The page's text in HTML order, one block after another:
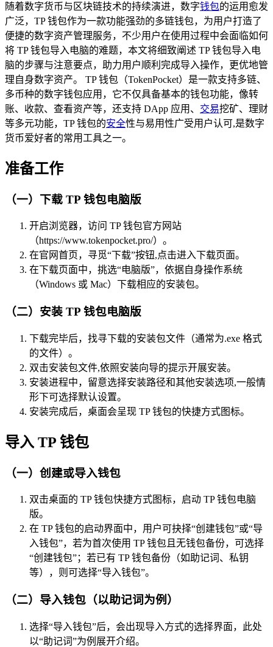
随着数字货币与区块链技术的持续演进，数字钱包的运用愈发
广泛，TP 钱包作为一款功能强劲的多链钱包，为用户打造了
便捷的数字资产管理服务，不少用户在使用过程中会面临如何
将 TP 钱包导入电脑的难题，本文将细致阐述 TP 钱包导入电
脑的步骤与注意要点，助力用户顺利完成导入操作，更优地管
理自身数字资产。 TP 钱包（TokenPocket）是一款支持多链、
多币种的数字钱包应用，它不仅具备基本的钱包功能，像转
账、收款、查看资产等，还支持 DApp 应用、 交易挖矿、理财
等多元功能，TP 钱包的安全性与易用性广受用户认可,是数字
货币爱好者的常用工具之一。
准备工作
（一）下载 TP 钱包电脑版
开启浏览器，访问 TP 钱包官方网站
（https://www.tokenpocket.pro/）。
在官网首页，寻觅“下载”按钮,点击进入下载页面。
在下载页面中，挑选“电脑版”，依据自身操作系统
（Windows 或 Mac）下载相应的安装包。
（二）安装 TP 钱包电脑版
下载完毕后，找寻下载的安装包文件（通常为.exe 格式
的文件）。
双击安装包文件,依照安装向导的提示开展安装。
安装进程中，留意选择安装路径和其他安装选项,一般情
形下可选择默认设置。
安装完成后，桌面会呈现 TP 钱包的快捷方式图标。
导入 TP 钱包
（一）创建或导入钱包
双击桌面的 TP 钱包快捷方式图标，启动 TP 钱包电脑
版。
在 TP 钱包的启动界面中，用户可抉择“创建钱包”或“导
入钱包”，若为首次使用 TP 钱包且无钱包备份，可选择
“创建钱包”；若已有 TP 钱包备份（如助记词、私钥
等），则可选择“导入钱包”。
（二）导入钱包（以助记词为例）
选择“导入钱包”后，会出现导入方式的选择界面，此处
以“助记词”为例展开介绍。